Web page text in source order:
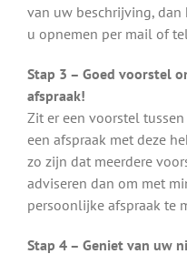
van uw beschrijving,
u opnemen per mail of
Stap 3 – Goed voorstel
afspraak!
Zit er een voorstel
een afspraak met deze
zo zijn dat meerdere
adviseren dan om met
persoonlijke afspraak te
Stap 4 – Geniet van uw